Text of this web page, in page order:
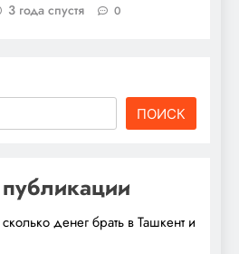
3 года спустя 0
ПОИСК
денег брать в Ташкент и